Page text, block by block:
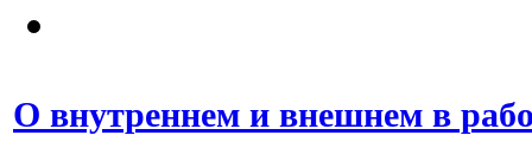
О внутреннем и внешнем в